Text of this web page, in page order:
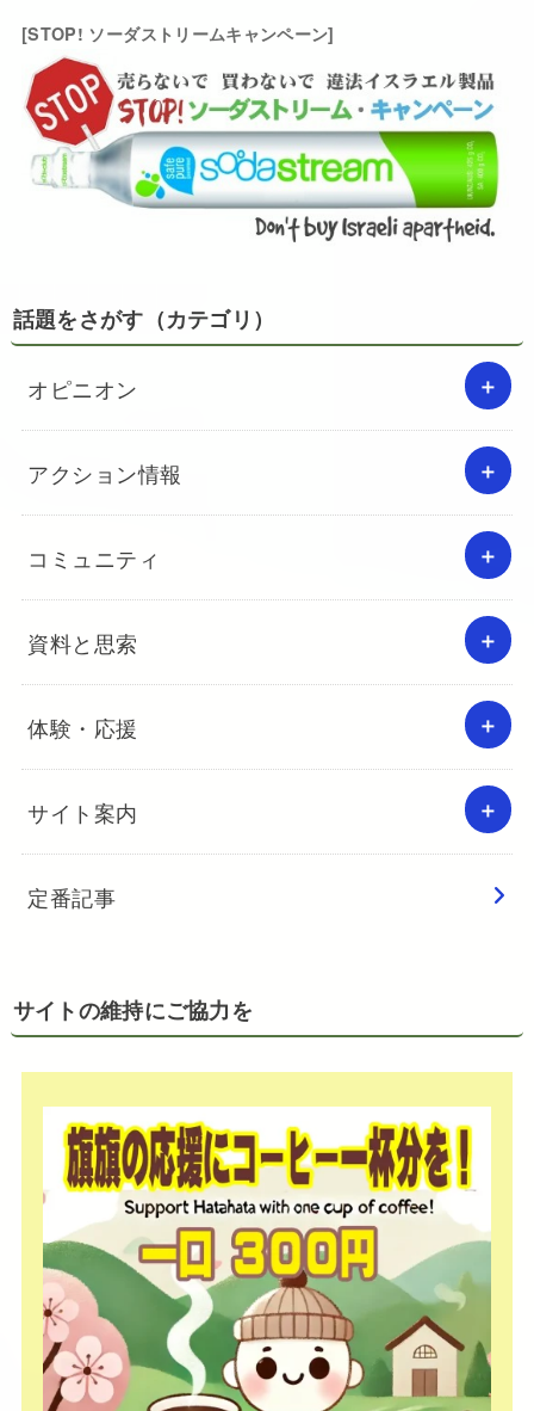
[STOP! ソーダストリームキャンペーン]
話題をさがす（カテゴリ）
オピニオン
アクション情報
コミュニティ
資料と思索
体験・応援
サイト案内
定番記事
サイトの維持にご協力を